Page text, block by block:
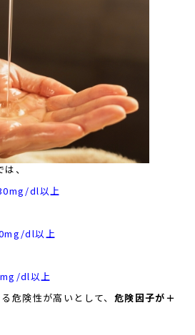
、
dl以上
dl以上
dl以上
危険性が高いとして、 危険因子が＋